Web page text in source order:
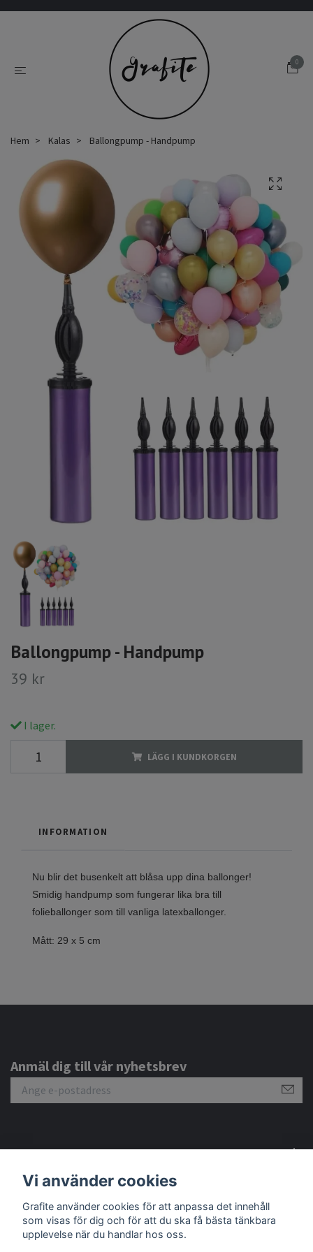
0
Hem Kalas Ballongpump - Handpump
Ballongpump - Handpump
39 kr
I lager.
LÄGG I KUNDKORGEN
INFORMATION
Nu blir det busenkelt att blåsa upp dina ballonger!
Smidig handpump som fungerar lika bra till
folieballonger som till vanliga latexballonger.
Mått: 29 x 5 cm
Anmäl dig till vår nyhetsbrev
Vi använder cookies
Grafite använder cookies för att anpassa det innehåll
som visas för dig och för att du ska få bästa tänkbara
upplevelse när du handlar hos oss.